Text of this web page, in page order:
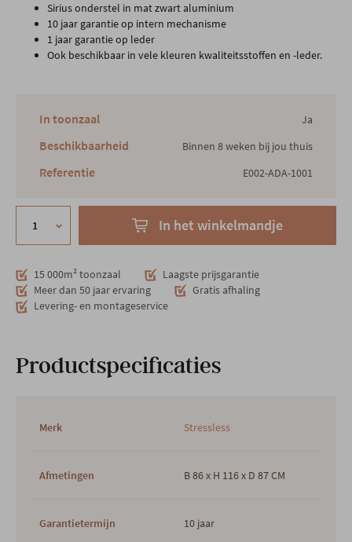
Sirius onderstel in mat zwart aluminium
10 jaar garantie op intern mechanisme
1 jaar garantie op leder
Ook beschikbaar in vele kleuren kwaliteitsstoffen en -leder.
In toonzaal Ja
Beschikbaarheid Binnen 8 weken bij jou thuis
Referentie E002-ADA-1001
In het winkelmandje
15 000m² toonzaal
Laagste prijsgarantie
Meer dan 50 jaar ervaring
Gratis afhaling
Levering- en montageservice
Productspecificaties
Merk Stressless
Afmetingen B 86 x H 116 x D 87 CM
Garantietermijn 10 jaar